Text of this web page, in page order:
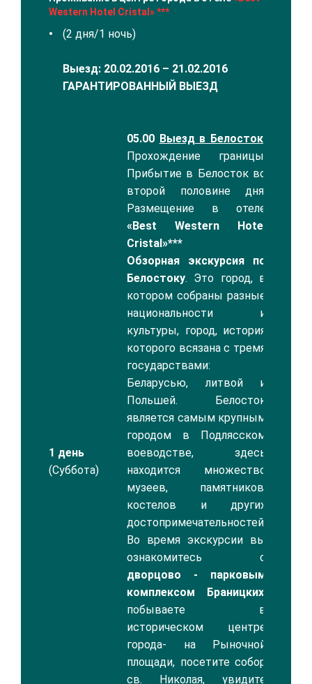
Western Hotel Cristal» ***
(2 дня/1 ночь)
Выезд: 20.02.2016 – 21.02.2016
ГАРАНТИРОВАННЫЙ ВЫЕЗД
1 день
(Суббота)
05.00 Выезд в Белосток.
Прохождение границы.
Прибытие в Белосток во
второй половине дня.
Размещение в отеле
«Best Western Hotel
Cristal»***
Обзорная экскурсия по
Белостоку. Это город, в
котором собраны разные
национальности и
культуры, город, история
которого всязана с тремя
государствами:
Беларусью, литвой и
Польшей. Белосток
является самым крупным
городом в Подлясском
воеводстве, здесь
находится множество
музеев, памятников,
костелов и других
достопримечательностей.
Во время экскурсии вы
ознакомитесь с
дворцово - парковым
комплексом Браницких
побываете в
историческом центре
города- на Рыночной
площади, посетите собор
св. Николая, увидите